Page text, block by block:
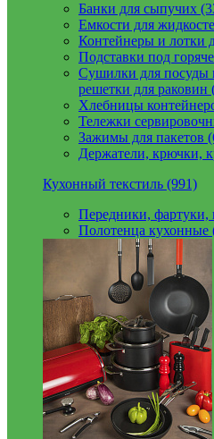
Банки для сыпучих
Емкости для
Контейнеры и лотки
Подставки под
Сушилки для посуды
решетки для раковин
Хлебницы
Тележки
Зажимы для пакетов
Держатели, крючки,
Кухонный текстиль (991)
Передники, фартуки,
Полотенца кухонные